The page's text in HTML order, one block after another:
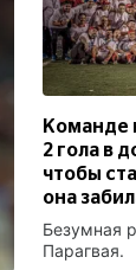
Команде
2 гола в
чтобы
она
Безумная
Парагвая.